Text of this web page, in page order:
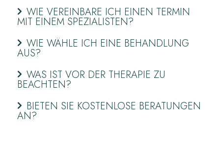
WIE VEREINBARE ICH EINEN TERMIN
MIT EINEM SPEZIALISTEN?
WIE WÄHLE ICH EINE BEHANDLUNG
AUS?
WAS IST VOR DER THERAPIE ZU
BEACHTEN?
BIETEN SIE KOSTENLOSE BERATUNGEN
AN?